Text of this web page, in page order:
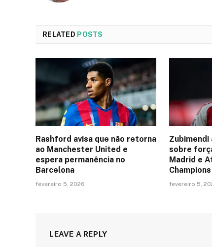
RELATED POSTS
Rashford avisa que não retorna
ao Manchester United e
espera permanência no
Barcelona
fevereiro 5, 2026
sobre
Madrid e
Champions
fevereiro 5,
LEAVE A REPLY